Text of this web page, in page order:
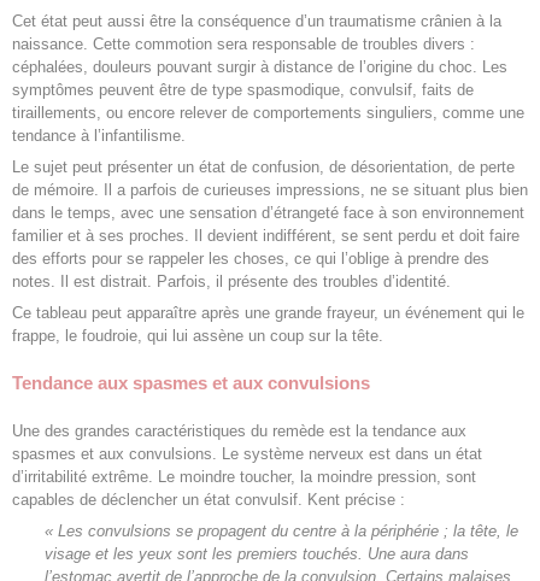
Cet état peut aussi être la conséquence d’un traumatisme crânien à la
naissance. Cette commotion sera responsable de troubles divers :
céphalées, douleurs pouvant surgir à distance de l’origine du choc. Les
symptômes peuvent être de type spasmodique, convulsif, faits de
tiraillements, ou encore relever de comportements singuliers, comme une
tendance à l’infantilisme.
Le sujet peut présenter un état de confusion, de désorientation, de perte
de mémoire. Il a parfois de curieuses impressions, ne se situant plus bien
dans le temps, avec une sensation d’étrangeté face à son environnement
familier et à ses proches. Il devient indifférent, se sent perdu et doit faire
des efforts pour se rappeler les choses, ce qui l’oblige à prendre des
notes. Il est distrait. Parfois, il présente des troubles d’identité.
Ce tableau peut apparaître après une grande frayeur, un événement qui le
frappe, le foudroie, qui lui assène un coup sur la tête.
Tendance aux spasmes et aux convulsions
Une des grandes caractéristiques du remède est la tendance aux
spasmes et aux convulsions. Le système nerveux est dans un état
d’irritabilité extrême. Le moindre toucher, la moindre pression, sont
capables de déclencher un état convulsif. Kent précise :
« Les convulsions se propagent du centre à la périphérie ; la tête, le
visage et les yeux sont les premiers touchés. Une aura dans
l’estomac avertit de l’approche de la convulsion. Certains malaises